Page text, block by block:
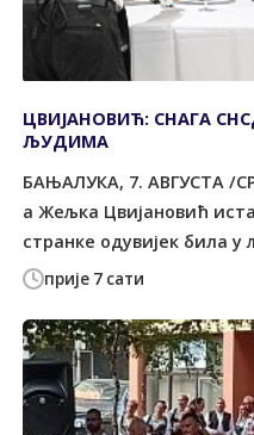
прије 7 сати
ЦВИЈАНОВИЋ: СНАГА
ЉУДИМА
БАЊАЛУКА, 7. АВГУСТА /
а Жељка Цвијановић
странке одувијек била у